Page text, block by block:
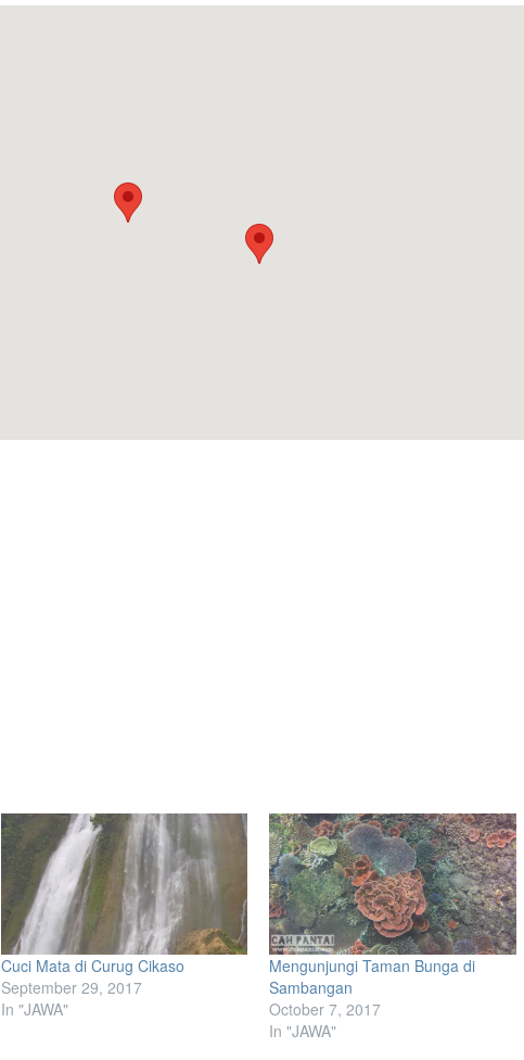
Cuci Mata di Curug Cikaso
September 29, 2017
In "JAWA"
Mengunjungi Taman Bunga di
Sambangan
October 7, 2017
In "JAWA"